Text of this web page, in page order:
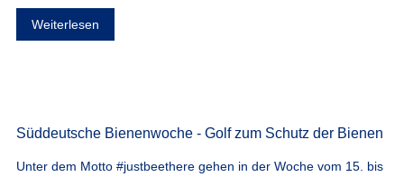
Weiterlesen
Süddeutsche Bienenwoche - Golf zum Schutz der Bienen
Unter dem Motto #justbeethere gehen in der Woche vom 15. bis